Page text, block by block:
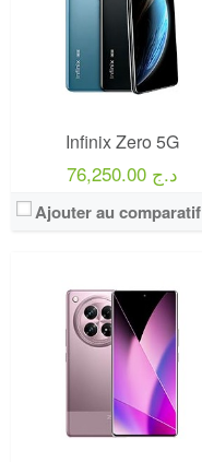
Infinix Zero 5G
76,250.00 د.ج
Ajouter au comparatif